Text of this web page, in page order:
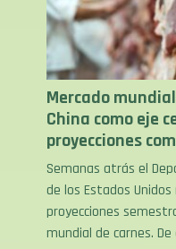
Mercado
China como eje
proyecciones
Semanas atrás el
de los Estados Unidos
proyecciones
mundial de carnes. De
año la producción